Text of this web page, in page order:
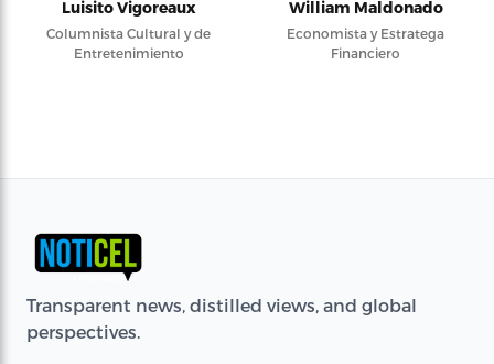
Luisito Vigoreaux
Columnista Cultural y de
Entretenimiento
William Maldonado
Economista y Estratega
Financiero
Transparent news, distilled views, and global
perspectives.